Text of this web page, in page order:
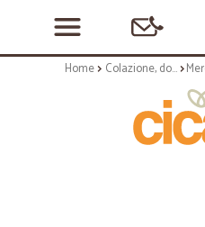
Home Colazione, dolciumi e snack